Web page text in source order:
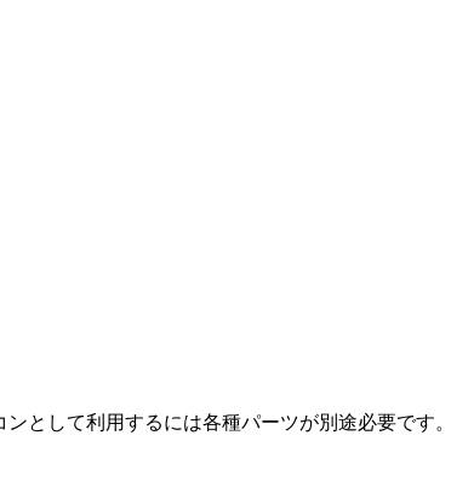
として利用するには各種パーツが別途必要です。